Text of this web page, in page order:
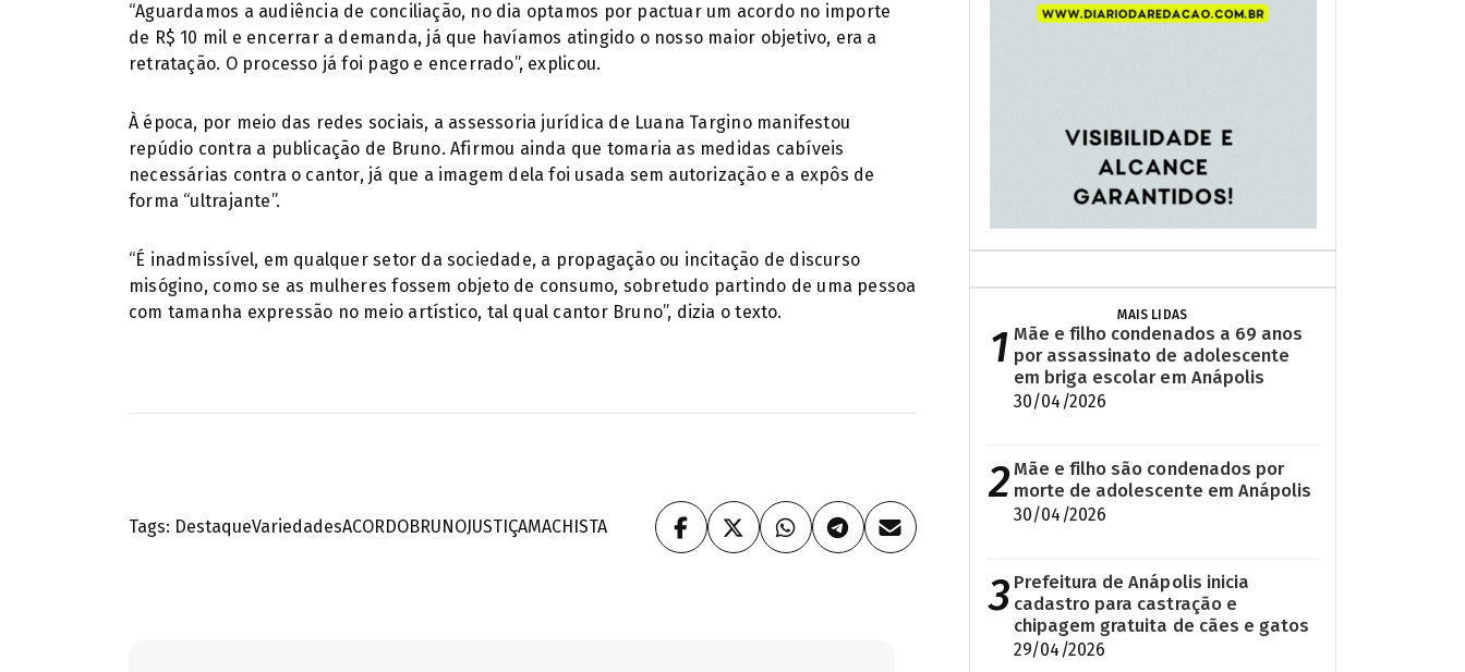
“Aguardamos a audiência de conciliação, no dia optamos por pactuar um acordo no importe
de R$ 10 mil e encerrar a demanda, já que havíamos atingido o nosso maior objetivo, era a
retratação. O processo já foi pago e encerrado”, explicou.
À época, por meio das redes sociais, a assessoria jurídica de Luana Targino manifestou
repúdio contra a publicação de Bruno. Afirmou ainda que tomaria as medidas cabíveis
necessárias contra o cantor, já que a imagem dela foi usada sem autorização e a expôs de
forma “ultrajante”.
“É inadmissível, em qualquer setor da sociedade, a propagação ou incitação de discurso
misógino, como se as mulheres fossem objeto de consumo, sobretudo partindo de uma pessoa
com tamanha expressão no meio artístico, tal qual cantor Bruno”, dizia o texto.
Tags: DestaqueVariedadesACORDOBRUNOJUSTIÇAMACHISTA
MAIS LIDAS
1 Mãe e filho condenados a 69 anos
por assassinato de adolescente
em briga escolar em Anápolis
30/04/2026
2Mãe e filho são condenados por
morte de adolescente em Anápolis
30/04/2026
3 Prefeitura de Anápolis inicia
cadastro para castração e
chipagem gratuita de cães e gatos
29/04/2026